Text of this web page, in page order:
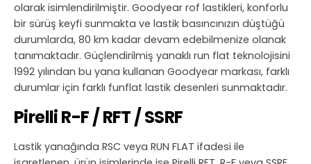
olarak isimlendirilmiştir. Goodyear rof lastikleri, konforlu
bir sürüş keyfi sunmakta ve lastik basıncınızın düştüğü
durumlarda, 80 km kadar devam edebilmenize olanak
tanımaktadır. Güçlendirilmiş yanaklı run flat teknolojisini
1992 yılından bu yana kullanan Goodyear markası, farklı
durumlar için farklı funflat lastik desenleri sunmaktadır.
Pirelli R-F / RFT / SSRF
Lastik yanağında RSC veya RUN FLAT ifadesi ile